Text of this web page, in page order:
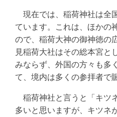
現在では、稲荷神社は全
ています。これは、ほかの
ので、稲荷大神の御神徳の
見稲荷大社はその総本宮と
みならず、外国の方々も多
て、境内は多くの参拝者で
稲荷神社と言うと「キツ
多いと思いますが、キツネ